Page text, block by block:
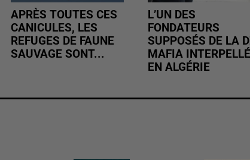
APRÈS TOUTES CES
CANICULES, LES
REFUGES DE FAUNE
SAUVAGE SONT...
L’UN DES
FONDATEURS
SUPPOSÉS DE LA
MAFIA INTERPELLÉ
EN ALGÉRIE